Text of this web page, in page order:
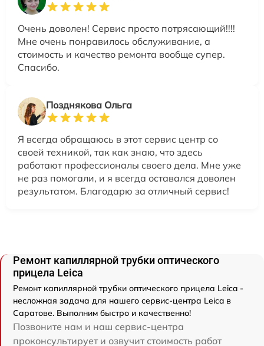
Очень доволен! Сервис просто потрясающий!!!!
Мне очень понравилось обслуживание, а
стоимость и качество ремонта вообще супер.
Спасибо.
Позднякова Ольга
Я всегда обращаюсь в этот сервис центр со
своей техникой, так как знаю, что здесь
работают профессионалы своего дела. Мне уже
не раз помогали, и я всегда оставался доволен
результатом. Благодарю за отличный сервис!
Ремонт капиллярной трубки оптического
прицела Leica
Ремонт капиллярной трубки оптического прицела Leica -
несложная задача для нашего сервис-центра Leica в
Саратове. Выполним быстро и качественно!
Позвоните нам и наш сервис-центра
проконсультирует и озвучит стоимость работ